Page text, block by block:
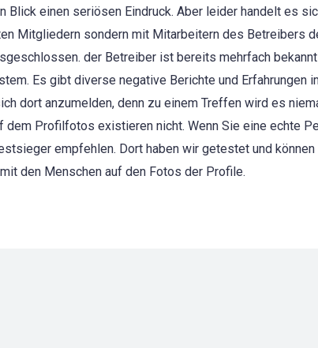
Blick einen seriösen Eindruck. Aber leider handelt es
Mitgliedern sondern mit Mitarbeitern des Betreibers
der Betreiber ist bereits mehrfach
Es gibt diverse negative Berichte und Erfahrungen
dort anzumelden, denn zu einem Treffen wird es
dem Profilfotos existieren nicht. Wenn Sie eine echte
empfehlen. Dort haben wir getestet und
den Menschen auf den Fotos der Profile.